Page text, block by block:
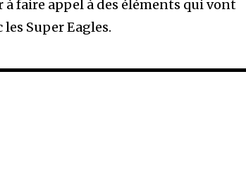
faire appel à des éléments qui vont
Super Eagles.